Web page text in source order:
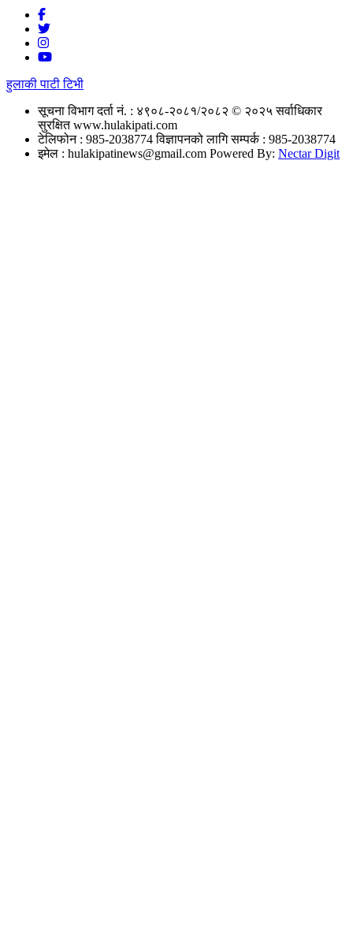
हुलाकी पाटी टिभी
सूचना विभाग दर्ता नं. : ४९०८-२०८१/२०८२ © २०२५ सर्वाधिकार
सुरक्षित www.hulakipati.com
टेलिफोन : 985-2038774विज्ञापनको लागि सम्पर्क : 985-2038774
इमेल : hulakipatinews@gmail.com Powered By: Nectar Digit